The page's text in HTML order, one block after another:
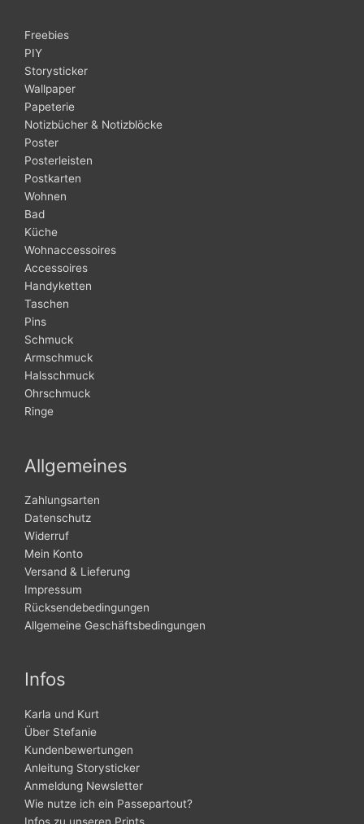
Freebies
PIY
Storysticker
Wallpaper
Papeterie
Notizbücher & Notizblöcke
Poster
Posterleisten
Postkarten
Wohnen
Bad
Küche
Wohnaccessoires
Accessoires
Handyketten
Taschen
Pins
Schmuck
Armschmuck
Halsschmuck
Ohrschmuck
Ringe
Allgemeines
Zahlungsarten
Datenschutz
Widerruf
Mein Konto
Versand & Lieferung
Impressum
Rücksendebedingungen
Allgemeine Geschäftsbedingungen
Infos
Karla und Kurt
Über Stefanie
Kundenbewertungen
Anleitung Storysticker
Anmeldung Newsletter
Wie nutze ich ein Passepartout?